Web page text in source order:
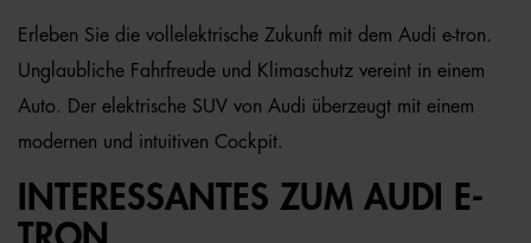
Erleben Sie die vollelektrische Zukunft mit dem Audi e-tron.
Unglaubliche Fahrfreude und Klimaschutz vereint in einem
Auto. Der elektrische SUV von Audi überzeugt mit einem
modernen und intuitiven Cockpit.
INTERESSANTES ZUM AUDI E-